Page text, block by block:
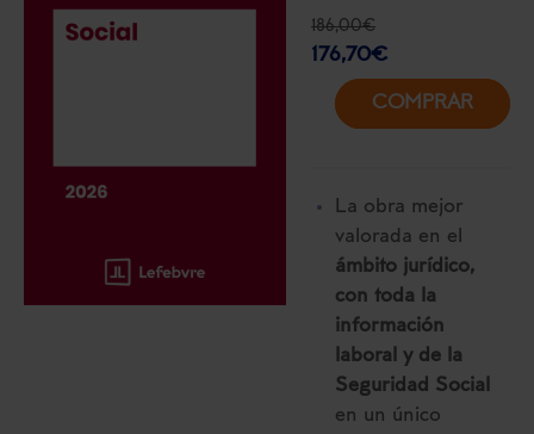
186,00€
176,70€
COMPRAR
La obra mejor
valorada en el
ámbito jurídico,
con toda la
información
laboral y de la
Seguridad Social
en un único